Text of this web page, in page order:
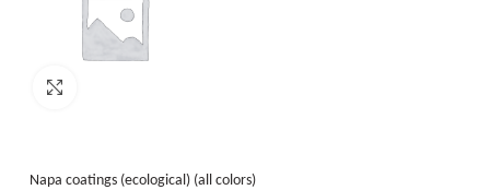
Napa coatings (ecological) (all colors)